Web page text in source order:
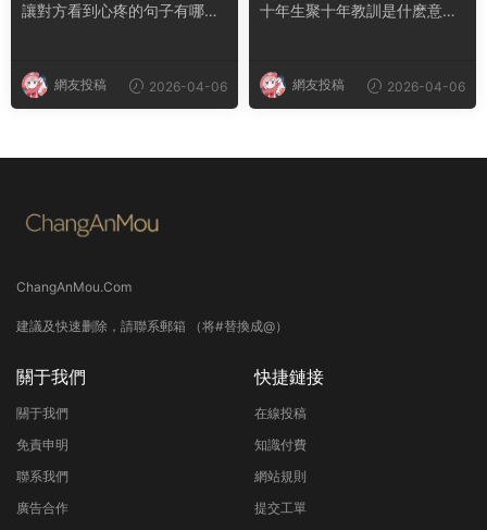
讓對方看到心疼的句子有哪
網友投稿 2026-04-06
十年生聚十年教訓是什麽意思
網友投稿 2026-04-06
ChangAnMou.Com
建議及快速删除，請聯系郵箱 （将#替換成@）
關于我們
關于我們
免責申明
聯系我們
廣告合作
快捷鏈接
在線投稿
知識付費
網站規則
提交工單